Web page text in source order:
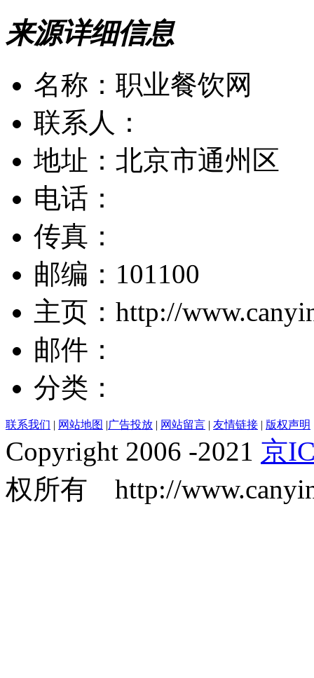
来源详细信息
名称：职业餐饮网
联系人：
地址：北京市通州区
电话：
传真：
邮编：101100
主页：http://
邮件：
分类：
联系我们 | 网站地图 |广告投放 | 网站留言 | 友情链接 | 版权声明
Copyright 2006 -2021 京
权所有 http://